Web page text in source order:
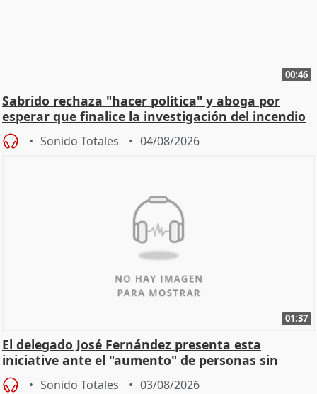
00:46
Sabrido rechaza "hacer política" y aboga por
esperar que finalice la investigación del incendio
Sonido Totales 04/08/2026
01:37
El delegado José Fernández presenta esta
iniciative ante el "aumento" de personas sin
hogar en Madri
Sonido Totales 03/08/2026